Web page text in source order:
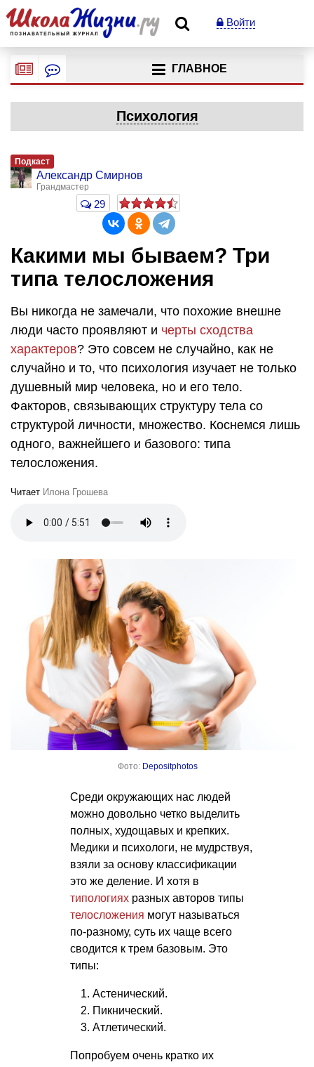
Войти
ГЛАВНОЕ
Психология
Подкаст
Александр Смирнов
Грандмастер
29
Какими мы бываем? Три
типа телосложения
Вы никогда не замечали, что похожие внешне
люди часто проявляют и черты сходства
характеров? Это совсем не случайно, как не
случайно и то, что психология изучает не только
душевный мир человека, но и его тело.
Факторов, связывающих структуру тела со
структурой личности, множество. Коснемся лишь
одного, важнейшего и базового: типа
телосложения.
Читает Илона Грошева
Фото: Depositphotos
Среди окружающих нас людей
можно довольно четко выделить
полных, худощавых и крепких.
Медики и психологи, не мудрствуя,
взяли за основу классификации
это же деление. И хотя в
типологиях разных авторов типы
телосложения могут называться
по-разному, суть их чаще всего
сводится к трем базовым. Это
типы:
Астенический.
Пикнический.
Атлетический.
Попробуем очень кратко их